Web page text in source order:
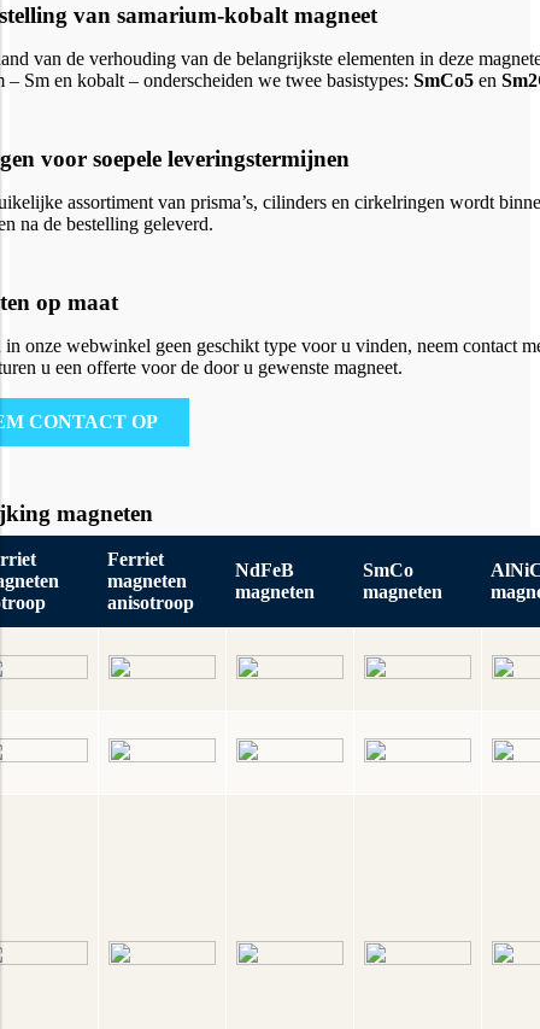
van samarium-kobalt magneet
van de verhouding van de belangrijkste elementen in deze
– Sm en kobalt – onderscheiden we twee basistypes: SmCo5 en
voor soepele leveringstermijnen
assortiment van prisma’s, cilinders en cirkelringen wordt
na de bestelling geleverd.
op maat
onze webwinkel geen geschikt type voor u vinden, neem contact
u een offerte voor de door u gewenste magneet.
CONTACT OP
magneten
Ferriet
magneten
anisotroop
NdFeB
magneten
SmCo
magneten